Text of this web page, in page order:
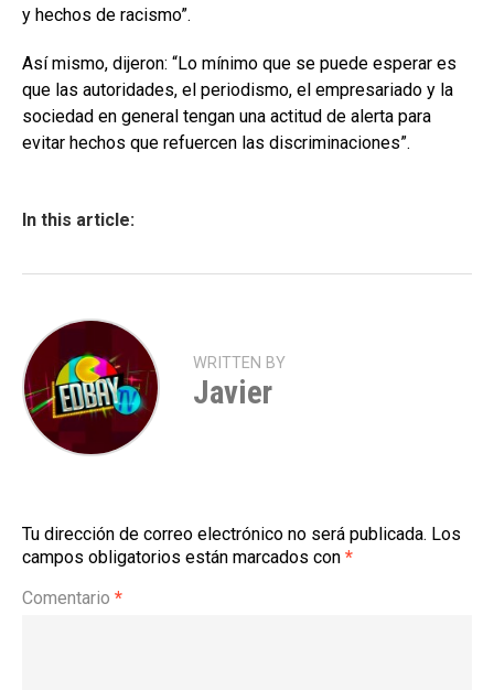
y hechos de racismo”.
Así mismo, dijeron: “Lo mínimo que se puede esperar es
que las autoridades, el periodismo, el empresariado y la
sociedad en general tengan una actitud de alerta para
evitar hechos que refuercen las discriminaciones”.
In this article:
WRITTEN BY
Javier
Tu dirección de correo electrónico no será publicada. Los
campos obligatorios están marcados con *
Comentario *